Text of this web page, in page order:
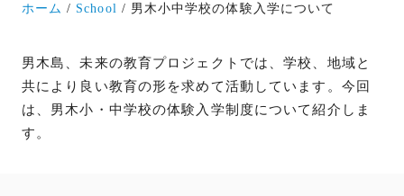
ホーム School 男木小中学校の体験入学について
男木島、未来の教育プロジェクトでは、学校、地域と
共により良い教育の形を求めて活動しています。今回
は、男木小・中学校の体験入学制度について紹介しま
す。